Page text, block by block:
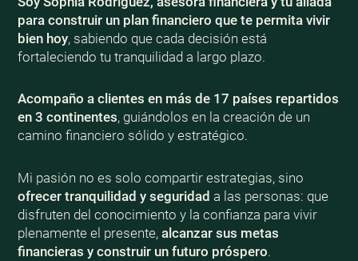
para construir un plan financiero que te permita vivir
bien hoy, sabiendo que cada decisión está
fortaleciendo tu tranquilidad a largo plazo.
Acompaño a clientes en más de 17 países repartidos
en 3 continentes, guiándolos en la creación de un
camino financiero sólido y estratégico.
Mi pasión no es solo compartir estrategias, sino
ofrecer tranquilidad y seguridad a las personas: que
disfruten del conocimiento y la confianza para vivir
plenamente el presente, alcanzar sus metas
financieras y construir un futuro próspero.